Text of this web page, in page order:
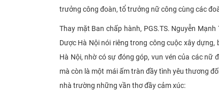
trưởng công đoàn, tổ trưởng nữ công cùng các
Thay mặt Ban chấp hành, PGS.TS. Nguyễn
Dược Hà Nội nói riêng trong công cuộc xây
Hà Nội, nhờ có sự đóng góp, vun vén của các nữ
mà còn là một mái ấm tràn đầy tình yêu thương
nhà trường những vần thơ đầy cảm xúc: